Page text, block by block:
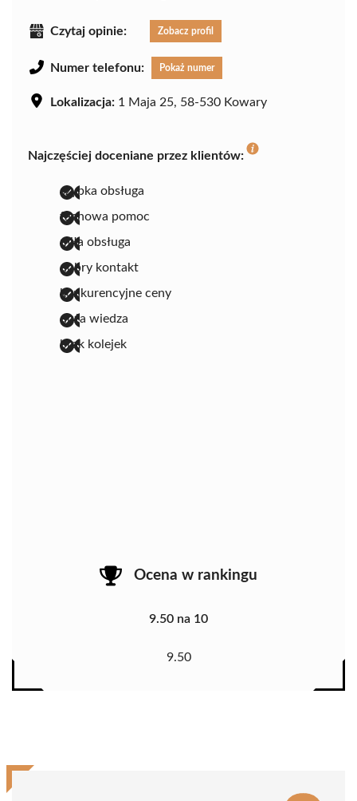
Czytaj opinie: Zobacz profil
Numer telefonu: Pokaż numer
Lokalizacja: 1 Maja 25, 58-530 Kowary
Najczęściej doceniane przez klientów:
szybka obsługa
fachowa pomoc
miła obsługa
dobry kontakt
konkurencyjne ceny
duża wiedza
brak kolejek
Ocena w rankingu
9.50 na 10
9.50